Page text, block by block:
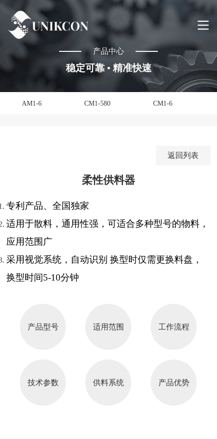
产品中心
稳定可靠 • 精准快速
AM1-6 CM1-580 CM1-6
柔性供料器
返回列表
专利产品、全国独家
适用于散料，通用性强，可适合多种型号的物料，
应用范围广
采用视觉系统，自动识别 换型时仅需更换料盘，
换型时间5-10分钟
产品型号 适用范围 工作流程
技术参数 供料系统 产品优势